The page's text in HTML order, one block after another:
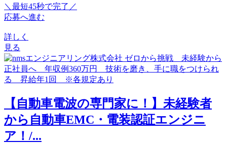
＼最短45秒で完了／
応募へ進む
詳しく
見る
【自動車電波の専門家に！】未経験者
から自動車EMC・電装認証エンジニ
ア！/...